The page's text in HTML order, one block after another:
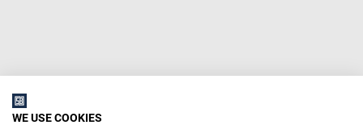
WE USE COOKIES